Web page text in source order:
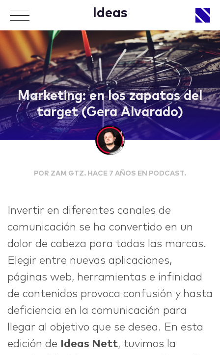
Ideas
Marketing: en los zapatos del
target (Gera Alvarado)
POR ZAM GTZ. HACE 7 AÑOS EN PODCAST.
Invertir en diferentes canales de
comunicación se ha convertido en un
dolor de cabeza para todas las marcas.
Elegir entre nuevas aplicaciones,
páginas web, herramientas e infinidad
de contenidos provoca confusión y hasta
deficiencia en la comunicación para
llegar al objetivo que se desea. En esta
edición de
Ideas Nett, tuvimos la
APPROACH
WORKS
IDEAS
ABOUT